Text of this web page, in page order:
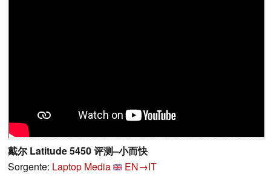
戴尔 Latitude 5450 评测–小而快
Sorgente: Laptop Media
EN→IT